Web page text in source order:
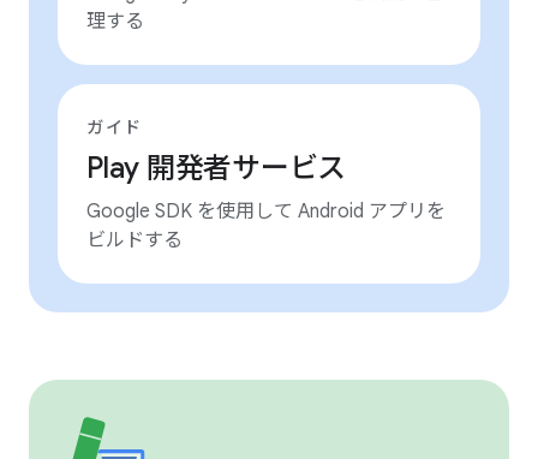
理する
ガイド
Play 開発者サービス
Google SDK を使用して Android アプリを
ビルドする